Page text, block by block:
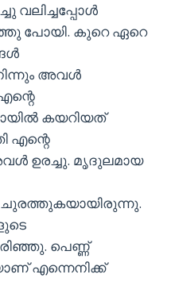
വലിച്ചപ്പോള്‍
പോയി. കുറെ ഏറെ
അവള്‍
കയറിയത്
എന്റെ
ഉരച്ചു. മൃദുലമായ
ചുരത്തുകയായിരുന്നു.
പെണ്ണ്
എന്നെനിക്ക്